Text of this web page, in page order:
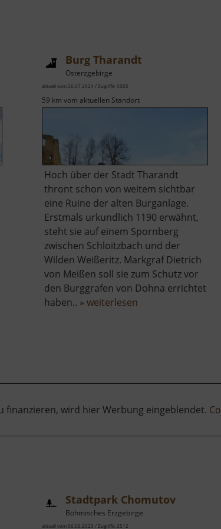
Burg Tharandt
Osterzgebirge
aktuell vom 26.07.2024 / Zugriffe: 5005
59 km vom aktuellen Standort
Hoch über der Stadt Tharandt
thront schon von weitem sichtbar
eine Ruine der alten Burganlage.
Erstmals urkundlich 1190 erwähnt,
steht sie auf einem Spornberg
zwischen Schloitzbach und der
Wilden Weißeritz. Markgraf Dietrich
von Meißen soll sie zum Schutz vor
den Burggrafen von Dohna errichtet
haben.. »weiterlesen
finanzieren, wird hier Werbung eingeblendet.
Stadtpark Chomutov
Böhmisches Erzgebirge
aktuell vom 06.06.2025 / Zugriffe: 2512